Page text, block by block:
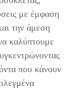
με έμφαση
την άμεση
καλύπτουμε
που κάνουν